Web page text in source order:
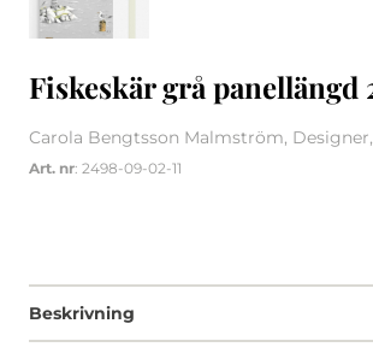
Fiskeskär grå panellängd
Carola Bengtsson Malmström,
Art. nr: 2498-09-02-11
Beskrivning